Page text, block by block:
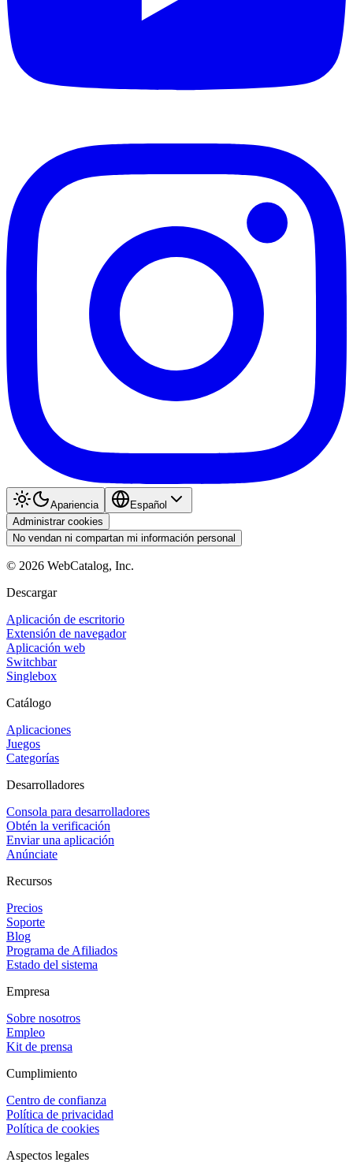
Apariencia
Español
Administrar cookies
No vendan ni compartan mi información personal
© 2026 WebCatalog, Inc.
Descargar
Aplicación de escritorio
Extensión de navegador
Aplicación web
Switchbar
Singlebox
Catálogo
Aplicaciones
Juegos
Categorías
Desarrolladores
Consola para desarrolladores
Obtén la verificación
Enviar una aplicación
Anúnciate
Recursos
Precios
Soporte
Blog
Programa de Afiliados
Estado del sistema
Empresa
Sobre nosotros
Empleo
Kit de prensa
Cumplimiento
Centro de confianza
Política de privacidad
Política de cookies
Aspectos legales